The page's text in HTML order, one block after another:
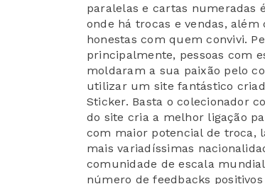
paralelas e cartas numeradas
onde há trocas e vendas,
honestas com quem convivi.
principalmente, pessoas com
moldaram a sua paixão pelo
utilizar um site fantástico
Sticker. Basta o colecionador
do site cria a melhor ligação
com maior potencial de troca,
mais variadíssimas
comunidade de escala
número de feedbacks